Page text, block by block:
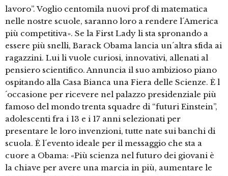
lavoro”. Voglio centomila nuovi prof di matematica
nelle nostre scuole, saranno loro a rendere l´America
più competitiva». Se la First Lady li sta spronando a
essere più snelli, Barack Obama lancia un´altra sfida ai
ragazzini. Lui li vuole curiosi, innovativi, allenati al
pensiero scientifico. Annuncia il suo ambizioso piano
ospitando alla Casa Bianca una Fiera delle Scienze. È l
´occasione per ricevere nel palazzo presidenziale più
famoso del mondo trenta squadre di “futuri Einstein”,
adolescenti fra i 13 e i 17 anni selezionati per
presentare le loro invenzioni, tutte nate sui banchi di
scuola. È l´evento ideale per il messaggio che sta a
cuore a Obama: «Più scienza nel futuro dei giovani è
la chiave per avere una marcia in più, aumentare le